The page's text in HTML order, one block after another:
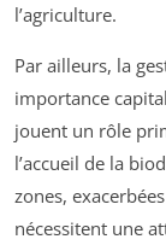
l’agriculture.
Par ailleurs, la
importance
jouent un rôle
l’accueil de la
zones,
nécessitent une